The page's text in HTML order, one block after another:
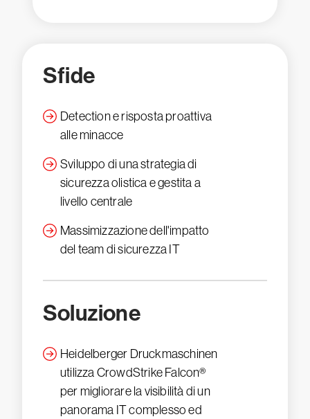
Sfide
Detection e risposta proattiva
alle minacce
Sviluppo di una strategia di
sicurezza olistica e gestita a
livello centrale
Massimizzazione dell'impatto
del team di sicurezza IT
Soluzione
Heidelberger Druckmaschinen
utilizza CrowdStrike Falcon®
per migliorare la visibilità di un
panorama IT complesso ed